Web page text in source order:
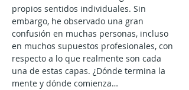
propios sentidos individuales. Sin
embargo, he observado una gran
confusión en muchas personas, incluso
en muchos supuestos profesionales, con
respecto a lo que realmente son cada
una de estas capas. ¿Dónde termina la
mente y dónde comienza…